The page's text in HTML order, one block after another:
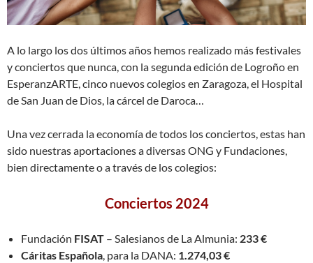
A lo largo los dos últimos años hemos realizado más festivales
y conciertos que nunca, con la segunda edición de Logroño en
EsperanzARTE, cinco nuevos colegios en Zaragoza, el Hospital
de San Juan de Dios, la cárcel de Daroca…
Una vez cerrada la economía de todos los conciertos, estas han
sido nuestras aportaciones a diversas ONG y Fundaciones,
bien directamente o a través de los colegios:
Conciertos 2024
Fundación FISAT – Salesianos de La Almunia: 233 €
Cáritas Española, para la DANA: 1.274,03€